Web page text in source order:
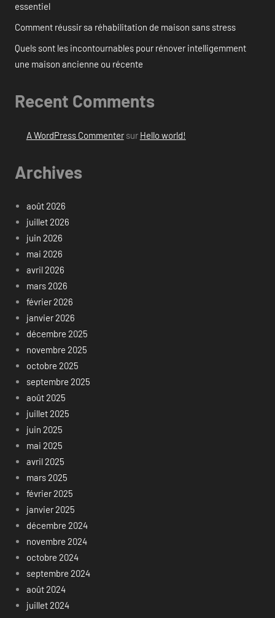
essentiel
Comment réussir sa réhabilitation de maison sans stress
Quels sont les incontournables pour rénover intelligemment
une maison ancienne ou récente
Recent Comments
A WordPress Commentersur Hello world!
Archives
août 2026
juillet 2026
juin 2026
mai 2026
avril 2026
mars 2026
février 2026
janvier 2026
décembre 2025
novembre 2025
octobre 2025
septembre 2025
août 2025
juillet 2025
juin 2025
mai 2025
avril 2025
mars 2025
février 2025
janvier 2025
décembre 2024
novembre 2024
octobre 2024
septembre 2024
août 2024
juillet 2024